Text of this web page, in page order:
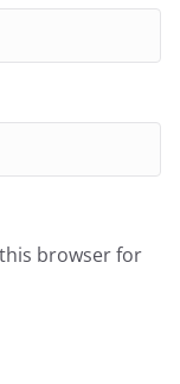
browser for